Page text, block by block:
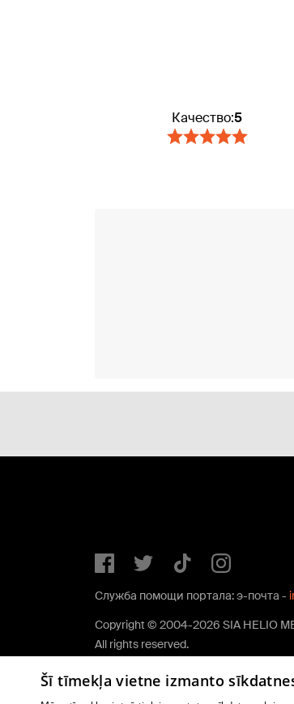
Качество:5
Служба помощи портала: э-почта -
Copyright © 2004-2026 SIA HELIO
All rights reserved.
Šī tīmekļa vietne izmanto